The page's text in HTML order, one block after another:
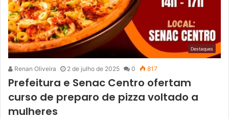
Destaques
Renan Oliveira 2 de julho de 2025 0 817
Prefeitura e Senac Centro ofertam
curso de preparo de pizza voltado a
mulheres